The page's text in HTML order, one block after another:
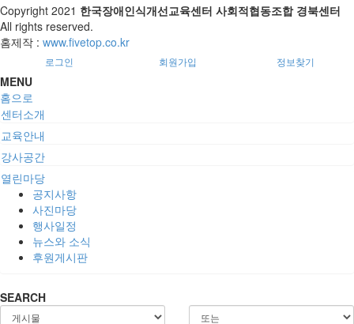
Copyright 2021 한국장애인식개선교육센터 사회적협동조합 경북센터
All rights reserved.
홈제작 : www.fivetop.co.kr
로그인 회원가입 정보찾기
MENU
홈으로
센터소개
교육안내
강사공간
열린마당
공지사항
사진마당
행사일정
뉴스와 소식
후원게시판
SEARCH